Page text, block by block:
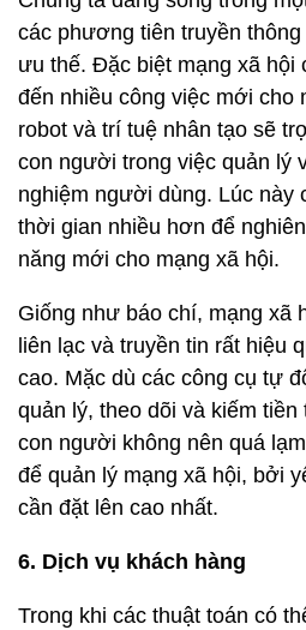
các phương tiên truyền
ưu thế. Đặc biệt mạng xã hội
đến nhiều công việc mới cho
robot và trí tuệ nhân tạo sẽ
con người trong việc quản lý
nghiệm người dùng. Lúc này
thời gian nhiều hơn để
năng mới cho mạng xã hội.
Giống như báo chí, mạng xã
liên lạc và truyền tin rất hiệu
cao. Mặc dù các công cụ tự
quản lý, theo dõi và kiếm
con người không nên quá
để quản lý mạng xã hội, bởi
cần đặt lên cao nhất.
6. Dịch vụ khách hàng
Trong khi các thuật toán có